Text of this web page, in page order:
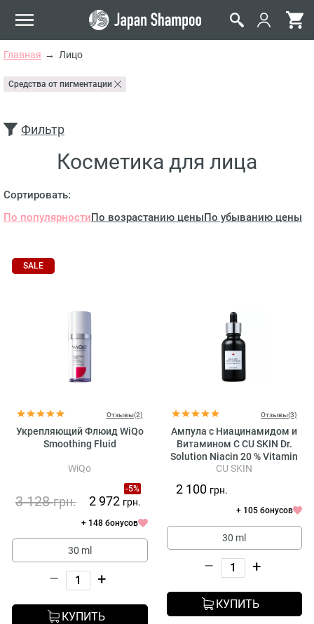
Главная Лицо
Средства от пигментации
Фильтр
Косметика для лица
Сортировать:
По популярностиПо возрастанию ценыПо убыванию цены
SALE
Отзывы(2)
Укрепляющий Флюид WiQo
Smoothing Fluid
WiQo
-5%
3 128грн. 2 972 грн.
+ 148 бонусов
30 ml
– +
КУПИТЬ
Отзывы(3)
Ампула с Ниацинамидом и
Витамином C CU SKIN Dr.
Solution Niacin 20 % Vitamin
C Ampoule
CU SKIN
2 100 грн.
+ 105 бонусов
30 ml
– +
КУПИТЬ